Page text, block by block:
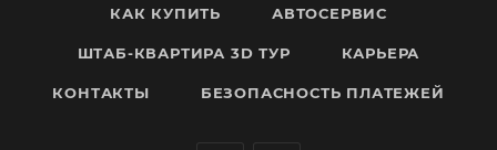
КАК КУПИТЬ АВТОСЕРВИС
ШТАБ-КВАРТИРА 3D ТУР КАРЬЕРА
КОНТАКТЫ БЕЗОПАСНОСТЬ ПЛАТЕЖЕЙ